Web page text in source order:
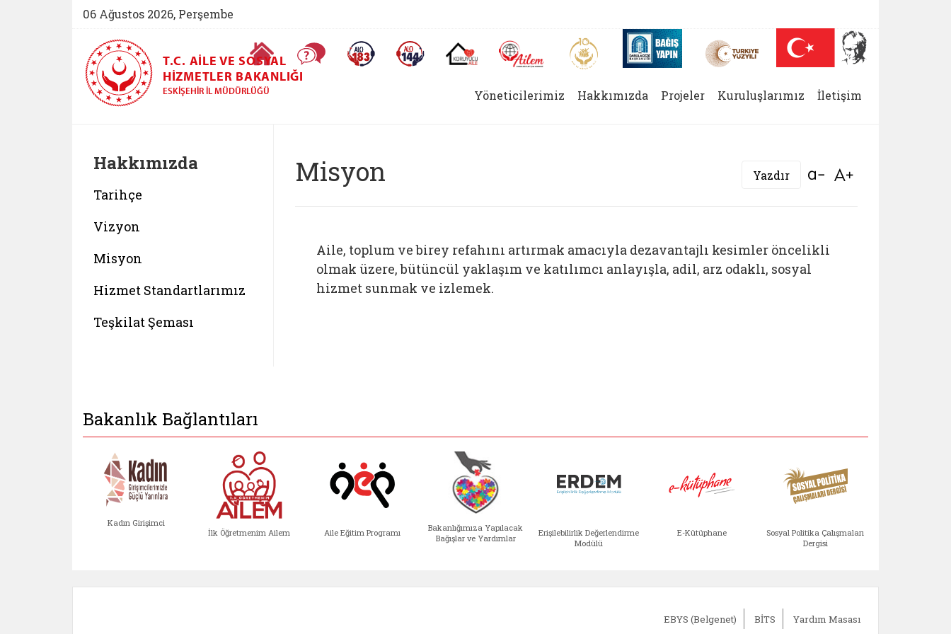
06 Ağustos 2026, Perşembe
Ana Sayfa Sıkça Sorulan SorularAlo 183 (yeni sekmede açılır)Alo 144 (yeni sekmede açılır)Koruyucu Aile (yeni sekmede açılır)
AİLEM İletişim Merkezi (yeni sekmede açılır)
Aile ve Nüfus On Yılı (yeni sekmede açılır)Darülaceze bağış sayfası (yeni sekmede açılır)
T.C. AILE VE SOSYAL
HIZMETLER BAKANLIĞI
ESKIŞEHIR İL MÜDÜRLÜĞÜ Yöneticilerimiz Hakkımızda Projeler Kuruluşlarımız İletişim
Hakkımızda
Tarihçe
Vizyon
Misyon
Hizmet Standartlarımız
Teşkilat Şeması
Misyon Yazdır Bağlantıyı aç
Aile, toplum ve birey refahını artırmak amacıyla dezavantajlı kesimler öncelikli
olmak üzere, bütüncül yaklaşım ve katılımcı anlayışla, adil, arz odaklı, sosyal
hizmet sunmak ve izlemek.
Bakanlık Bağlantıları
Kadın Girişimci
İlk Öğretmenim Ailem Aile Eğitim Programı
Bakanlığımıza Yapılacak
Bağışlar ve Yardımlar
Erişilebilirlik Değerlendirme
Modülü
E-Kütüphane
Sosyal Politika Çalışmaları
Dergisi
EBYS (Belgenet) BİTS Yardım Masası